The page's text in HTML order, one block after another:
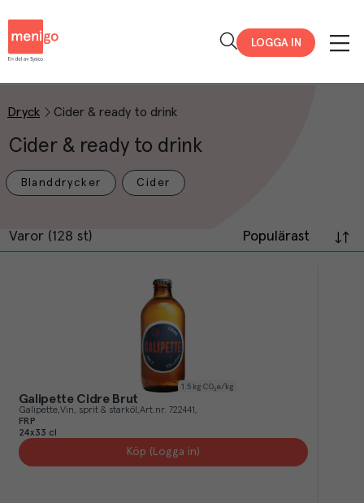
LOGGA IN
Dryck Cider & ready to drink
Cider & ready to drink
Blanddrycker Cider
Varor (128 st) Populärast
1.5 kg CO₂e/kg
Galipette Cidre Brut
Galipette Vin, sprit & starköl Art.nr. 722441
FRP
24x33 cl
Köp (Logga in)